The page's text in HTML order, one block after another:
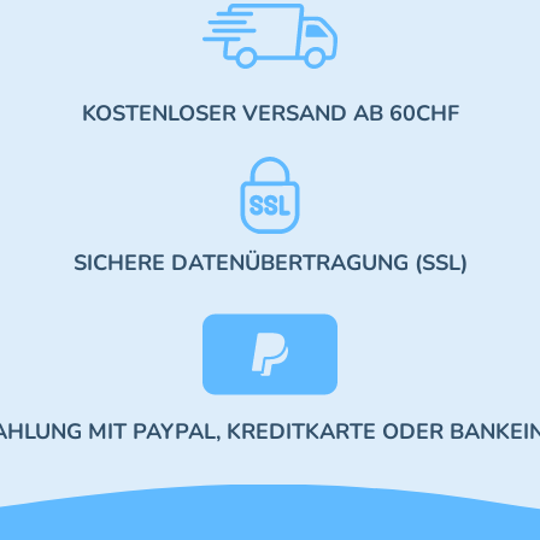
KOSTENLOSER VERSAND AB 60CHF
SICHERE DATENÜBERTRAGUNG (SSL)
MIT PAYPAL, KREDITKARTE ODER